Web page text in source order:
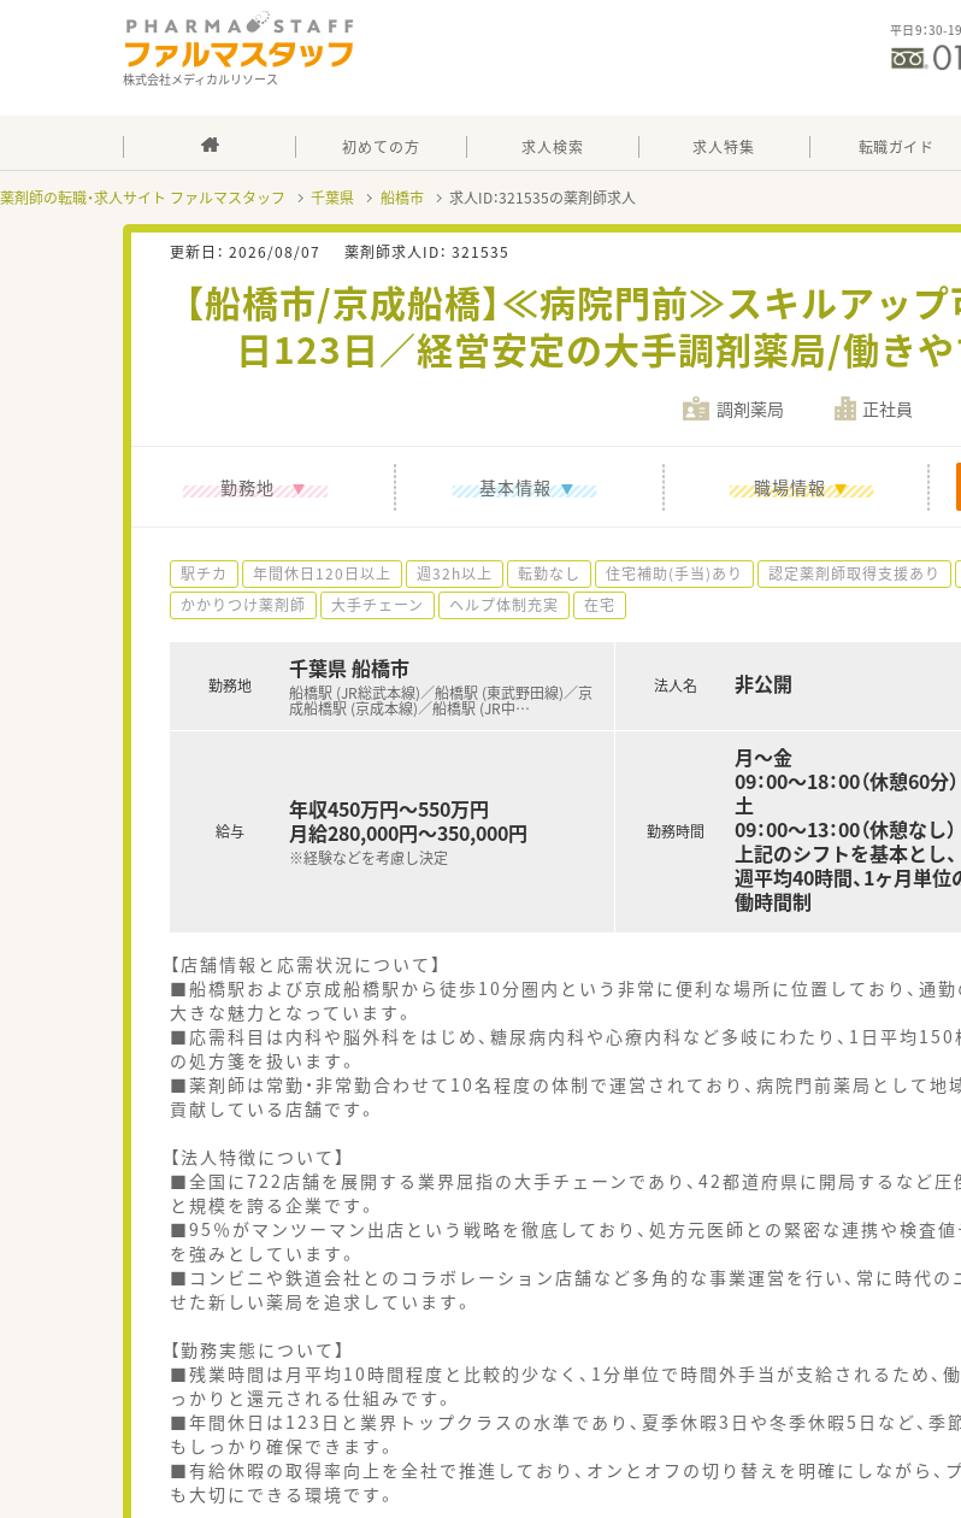
株式会社メディカルリソース
平日9：30-
初めての方 求人検索 求人特集 転職ガイド
薬剤師の転職・求人サイト ファルマスタッフ 千葉県 船橋市 求人ID：321535の薬剤師求人
更新日： 2026/08/07 薬剤師求人ID： 321535
【船橋市/京成船橋】≪病院門前≫スキルアッ
日123日／経営安定の大手調剤薬局/働きや
調剤薬局 正社員
勤務地 基本情報 職場情報
駅チカ 年間休日120日以上 週32h以上 転勤なし 住宅補助(手当)あり 認定薬剤師取得支援あり
かかりつけ薬剤師
大手チェーン ヘルプ体制充実 在宅
勤務地
千葉県 船橋市
船橋駅 (JR総武本線)／船橋駅 (東武野田線)／京
成船橋駅 (京成本線)／船橋駅 (JR中…
給与
年収450万円～550万円
月給280,000円～350,000円
※経験などを考慮し決定
法人名 非公開
勤務時間
月～金
09：00～18：00（休憩60分）
土
09：00～13：00（休憩なし）
上記のシフトを基本とし、
週平均40時間、1ヶ月単位
働時間制
【店舗情報と応需状況について】
■船橋駅および京成船橋駅から徒歩10分圏内という非常に便利な場所に位置しており、通
大きな魅力となっています。
■応需科目は内科や脳外科をはじめ、糖尿病内科や心療内科など多岐にわたり、1日平均
の処方箋を扱います。
■薬剤師は常勤・非常勤合わせて10名程度の体制で運営されており、病院門前薬局として地
貢献している店舗です。
【法人特徴について】
■全国に722店舗を展開する業界屈指の大手チェーンであり、42都道府県に開局するなど圧
と規模を誇る企業です。
■95％がマンツーマン出店という戦略を徹底しており、処方元医師との緊密な連携や検査値
を強みとしています。
■コンビニや鉄道会社とのコラボレーション店舗など多角的な事業運営を行い、常に時代の
せた新しい薬局を追求しています。
【勤務実態について】
■残業時間は月平均10時間程度と比較的少なく、1分単位で時間外手当が支給されるため、
っかりと還元される仕組みです。
■年間休日は123日と業界トップクラスの水準であり、夏季休暇3日や冬季休暇5日など、季
もしっかり確保できます。
■有給休暇の取得率向上を全社で推進しており、オンとオフの切り替えを明確にしながら、
も大切にできる環境です。